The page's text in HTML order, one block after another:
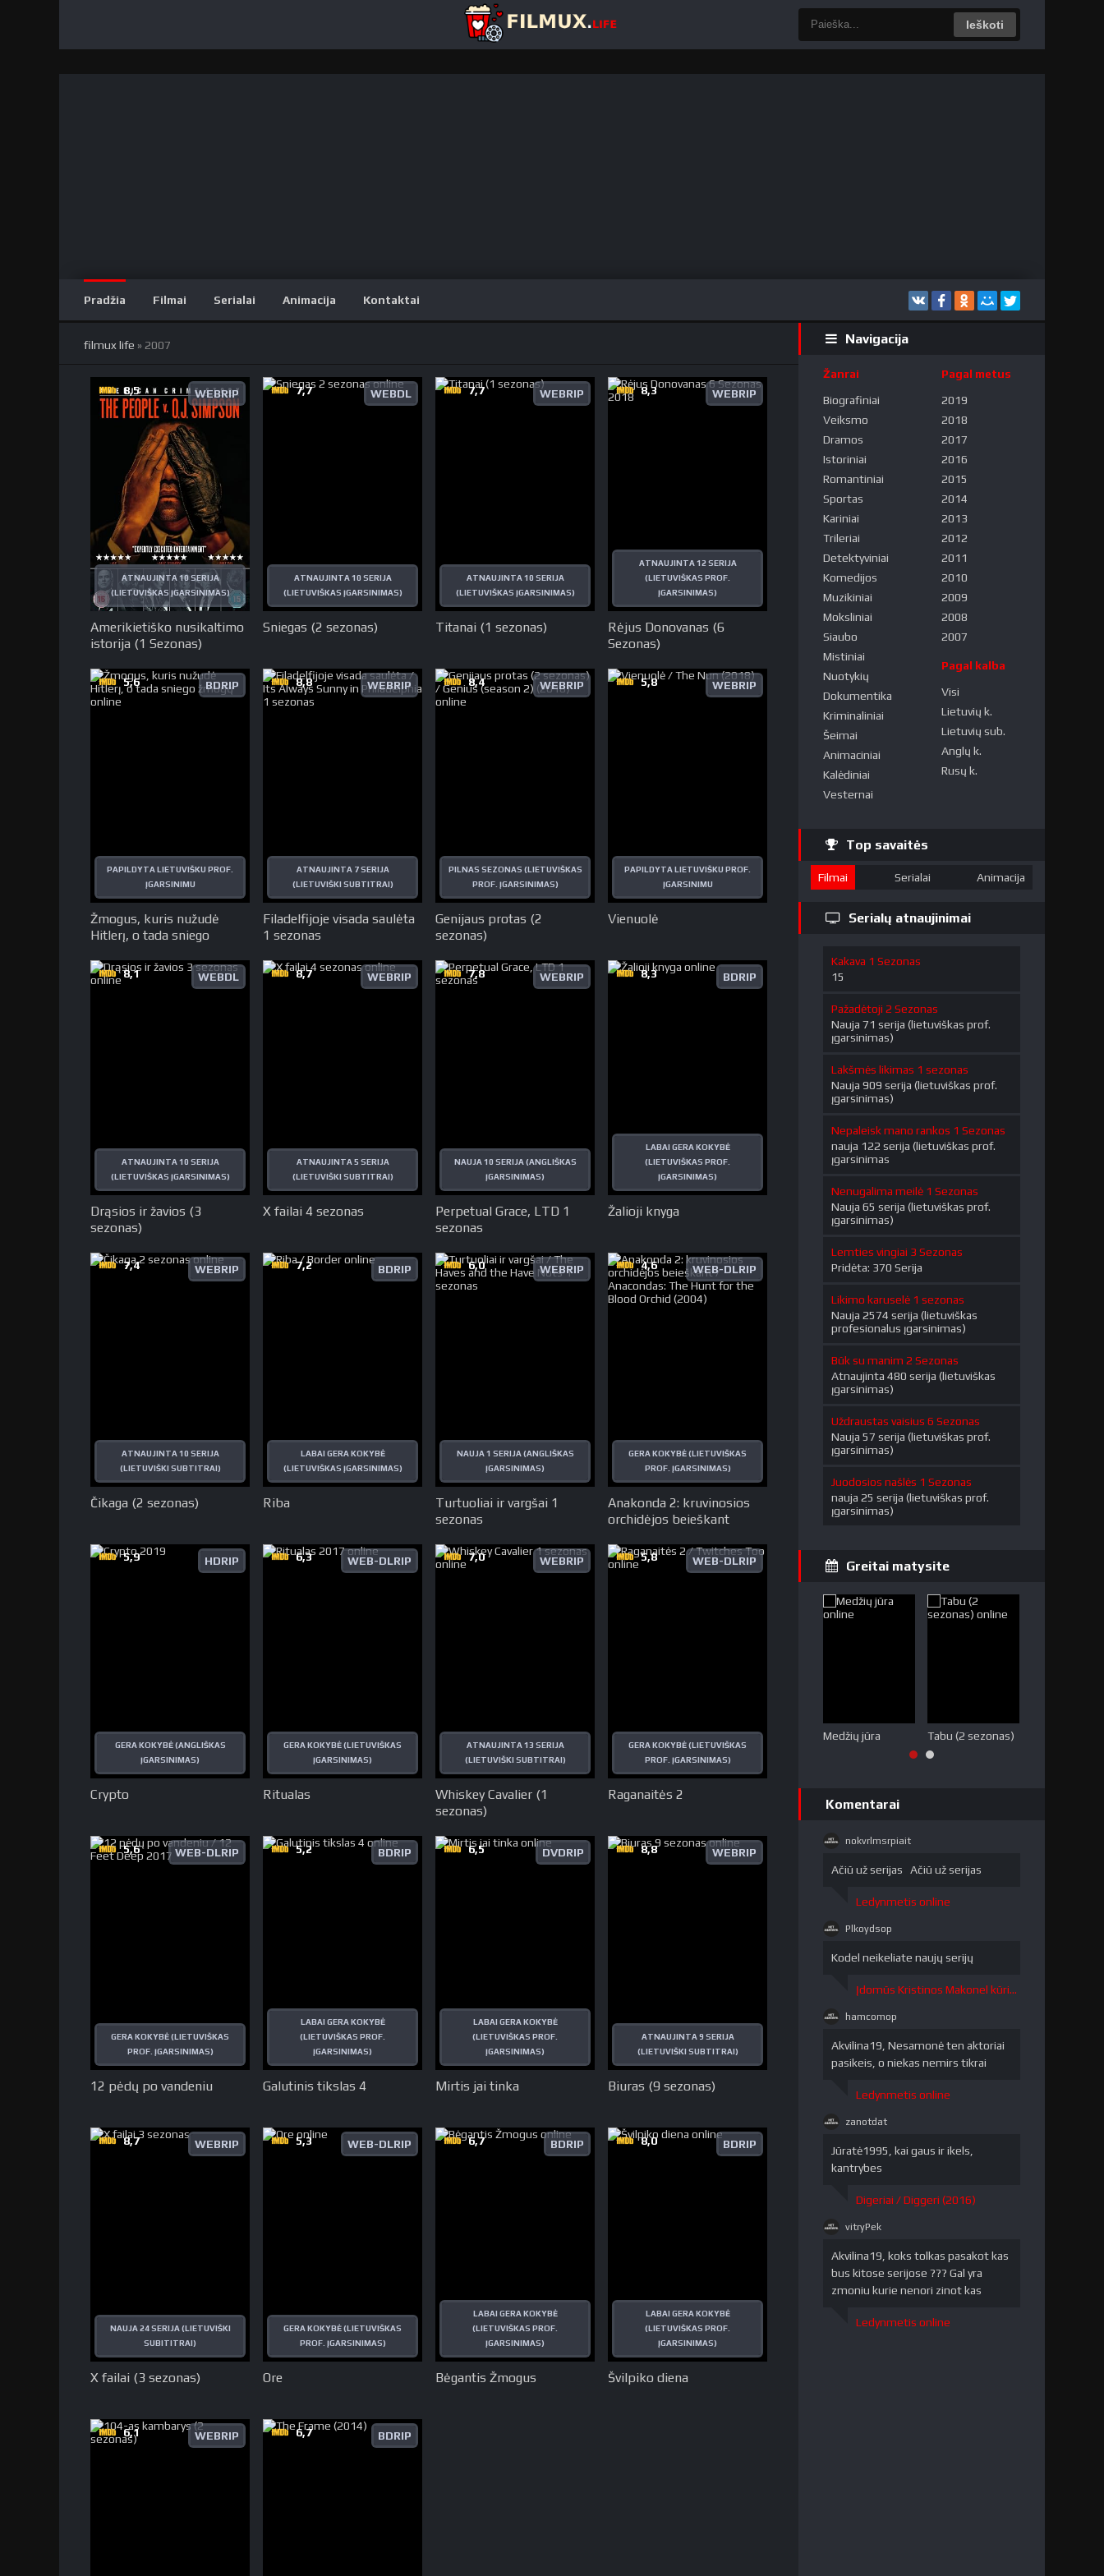
Ieškoti
Pradžia Filmai Serialai Animacija Kontaktai
filmux life » 2007
Amerikietiško nusikaltimo
istorija (1 Sezonas)
WEBRIP
8,5
ATNAUJINTA 10 SERIJA
(LIETUVIŠKAS ĮGARSINIMAS)
Sniegas (2 sezonas)
WEBDL
7,7
ATNAUJINTA 10 SERIJA
(LIETUVIŠKAS ĮGARSINIMAS)
Titanai (1 sezonas)
WEBRIP
7,7
ATNAUJINTA 10 SERIJA
(LIETUVIŠKAS ĮGARSINIMAS)
Rėjus Donovanas (6
Sezonas)
WEBRIP
8,3
ATNAUJINTA 12 SERIJA
(LIETUVIŠKAS PROF.
ĮGARSINIMAS)
Žmogus, kuris nužudė
Hitlerį, o tada sniego
BDRIP
5,6
PAPILDYTA LIETUVIŠKU PROF.
ĮGARSINIMU
Filadelfijoje visada saulėta
1 sezonas
WEBRIP
8,8
ATNAUJINTA 7 SERIJA
(LIETUVIŠKI SUBTITRAI)
Genijaus protas (2
sezonas)
WEBRIP
8,4
PILNAS SEZONAS (LIETUVIŠKAS
PROF. ĮGARSINIMAS)
Vienuolė
WEBRIP
5,8
PAPILDYTA LIETUVIŠKU PROF.
ĮGARSINIMU
Drąsios ir žavios (3
sezonas)
WEBDL
8,1
ATNAUJINTA 10 SERIJA
(LIETUVIŠKAS ĮGARSINIMAS)
X failai 4 sezonas
WEBRIP
8,7
ATNAUJINTA 5 SERIJA
(LIETUVIŠKI SUBTITRAI)
Perpetual Grace, LTD 1
sezonas
WEBRIP
7,8
NAUJA 10 SERIJA (ANGLIŠKAS
ĮGARSINIMAS)
Žalioji knyga
BDRIP
8,3
LABAI GERA KOKYBĖ
(LIETUVIŠKAS PROF.
ĮGARSINIMAS)
Čikaga (2 sezonas)
WEBRIP
7,4
ATNAUJINTA 10 SERIJA
(LIETUVIŠKI SUBTITRAI)
Riba
BDRIP
7,2
LABAI GERA KOKYBĖ
(LIETUVIŠKAS ĮGARSINIMAS)
Turtuoliai ir vargšai 1
sezonas
WEBRIP
6,0
NAUJA 1 SERIJA (ANGLIŠKAS
ĮGARSINIMAS)
Anakonda 2: kruvinosios
orchidėjos beieškant
WEB-DLRIP
4,6
GERA KOKYBĖ (LIETUVIŠKAS
PROF. ĮGARSINIMAS)
Crypto
HDRIP
5,9
GERA KOKYBĖ (ANGLIŠKAS
ĮGARSINIMAS)
Ritualas
WEB-DLRIP
6,3
GERA KOKYBĖ (LIETUVIŠKAS
ĮGARSINIMAS)
Whiskey Cavalier (1
sezonas)
WEBRIP
7,0
ATNAUJINTA 13 SERIJA
(LIETUVIŠKI SUBTITRAI)
Raganaitės 2
WEB-DLRIP
5,8
GERA KOKYBĖ (LIETUVIŠKAS
PROF. ĮGARSINIMAS)
12 pėdų po vandeniu
WEB-DLRIP
5,6
GERA KOKYBĖ (LIETUVIŠKAS
PROF. ĮGARSINIMAS)
Galutinis tikslas 4
BDRIP
5,2
LABAI GERA KOKYBĖ
(LIETUVIŠKAS PROF.
ĮGARSINIMAS)
Mirtis jai tinka
DVDRIP
6,5
LABAI GERA KOKYBĖ
(LIETUVIŠKAS PROF.
ĮGARSINIMAS)
Biuras (9 sezonas)
WEBRIP
8,8
ATNAUJINTA 9 SERIJA
(LIETUVIŠKI SUBTITRAI)
X failai (3 sezonas)
WEBRIP
8,7
NAUJA 24 SERIJA (LIETUVIŠKI
SUBITITRAI)
Ore
WEB-DLRIP
5,3
GERA KOKYBĖ (LIETUVIŠKAS
PROF. ĮGARSINIMAS)
Bėgantis Žmogus
BDRIP
6,7
LABAI GERA KOKYBĖ
(LIETUVIŠKAS PROF.
ĮGARSINIMAS)
Švilpiko diena
BDRIP
8,0
LABAI GERA KOKYBĖ
(LIETUVIŠKAS PROF.
ĮGARSINIMAS)
WEBRIP
6,1 BDRIP
6,7
Navigacija
Žanrai
Biografiniai
Veiksmo
Dramos
Istoriniai
Romantiniai
Sportas
Kariniai
Trileriai
Detektyviniai
Komedijos
Muzikiniai
Moksliniai
Siaubo
Mistiniai
Nuotykių
Dokumentika
Kriminaliniai
Šeimai
Animaciniai
Kalėdiniai
Vesternai
Pagal metus
2019
2018
2017
2016
2015
2014
2013
2012
2011
2010
2009
2008
2007
Pagal kalba
Visi
Lietuvių k.
Lietuvių sub.
Anglų k.
Rusų k.
Top savaitės
Filmai Serialai Animacija
Serialų atnaujinimai
Kakava 1 Sezonas
15
Pažadėtoji 2 Sezonas
Nauja 71 serija (lietuviškas prof.
įgarsinimas)
Lakšmės likimas 1 sezonas
Nauja 909 serija (lietuviškas prof.
įgarsinimas)
Nepaleisk mano rankos 1 Sezonas
nauja 122 serija (lietuviškas prof.
įgarsinimas
Nenugalima meilė 1 Sezonas
Nauja 65 serija (lietuviškas prof.
įgarsinimas)
Lemties vingiai 3 Sezonas
Pridėta: 370 Serija
Likimo karuselė 1 sezonas
Nauja 2574 serija (lietuviškas
profesionalus įgarsinimas)
Būk su manim 2 Sezonas
Atnaujinta 480 serija (lietuviškas
įgarsinimas)
Uždraustas vaisius 6 Sezonas
Nauja 57 serija (lietuviškas prof.
įgarsinimas)
Juodosios našlės 1 Sezonas
nauja 25 serija (lietuviškas prof.
įgarsinimas)
Greitai matysite
Medžių jūra Tabu (2 sezonas)
Komentarai
nokvrlmsrpiait
Ačiū už serijas Ačiū už serijas
Ledynmetis online
/>
Plkoydsop
Kodel neikeliate naujų serijų
Įdomūs Kristinos Makonel kūriniai / The Curious Creations of Christine McConnell 1 sezonas
hamcomop
Akvilina19, Nesamonė ten aktoriai
pasikeis, o niekas nemirs tikrai
Ledynmetis online
zanotdat
Jūratė1995, kai gaus ir ikels,
kantrybes
Digeriai / Diggeri (2016)
vitryPek
Akvilina19, koks tolkas pasakot kas
bus kitose serijose ??? Gal yra
zmoniu kurie nenori zinot kas
Ledynmetis online